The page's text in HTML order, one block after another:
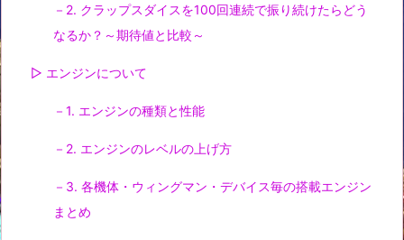
－2. クラップスダイスを100回連続で振り続けたらどう
なるか？～期待値と比較～
▷ エンジンについて
－1. エンジンの種類と性能
－2. エンジンのレベルの上げ方
－3. 各機体・ウィングマン・デバイス毎の搭載エンジン
まとめ